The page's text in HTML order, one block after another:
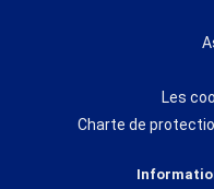
Les
Charte de